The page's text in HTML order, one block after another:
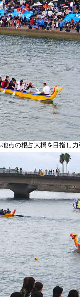
点の根占大橋を目指し